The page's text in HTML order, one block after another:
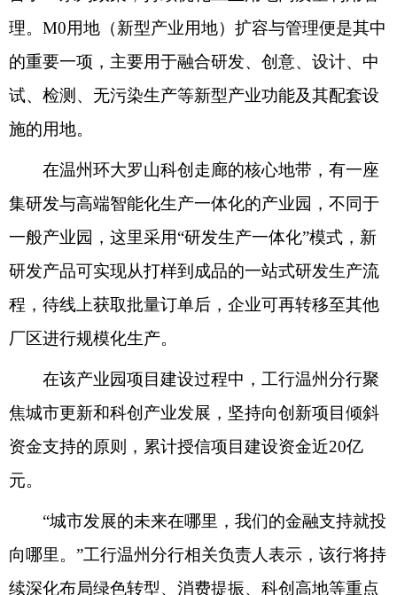
理。M0用地（新型产业用地）扩容与管理便是其中
的重要一项，主要用于融合研发、创意、设计、中
试、检测、无污染生产等新型产业功能及其配套设
施的用地。
在温州环大罗山科创走廊的核心地带，有一座
集研发与高端智能化生产一体化的产业园，不同于
一般产业园，这里采用“研发生产一体化”模式，新
研发产品可实现从打样到成品的一站式研发生产流
程，待线上获取批量订单后，企业可再转移至其他
厂区进行规模化生产。
在该产业园项目建设过程中，工行温州分行聚
焦城市更新和科创产业发展，坚持向创新项目倾斜
资金支持的原则，累计授信项目建设资金近20亿
元。
“城市发展的未来在哪里，我们的金融支持就投
向哪里。”工行温州分行相关负责人表示，该行将持
续深化布局绿色转型、消费提振、科创高地等重点